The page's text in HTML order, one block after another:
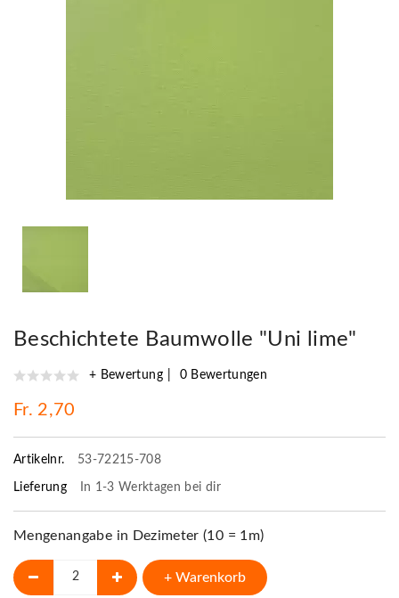
Beschichtete Baumwolle "Uni lime"
+ Bewertung 0 Bewertungen
Fr. 2,70
Artikelnr. 53-72215-708
Lieferung In 1-3 Werktagen bei dir
Mengenangabe in Dezimeter (10 = 1m)
+ Warenkorb